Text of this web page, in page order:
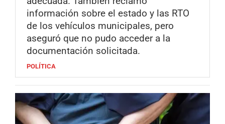
información sobre el estado y las RTO
de los vehículos municipales, pero
aseguró que no pudo acceder a la
documentación solicitada.
POLÍTICA